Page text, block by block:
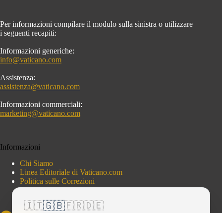
Per informazioni compilare il modulo sulla sinistra o utilizzare
i seguenti recapiti:
Informazioni generiche:
info@vaticano.com
Assistenza:
assistenza@vaticano.com
Informazioni commerciali:
marketing@vaticano.com
Informazioni
Chi Siamo
Linea Editoriale di Vaticano.com
Politica sulle Correzioni
🇮🇹🇬🇧🇫🇷🇩🇪